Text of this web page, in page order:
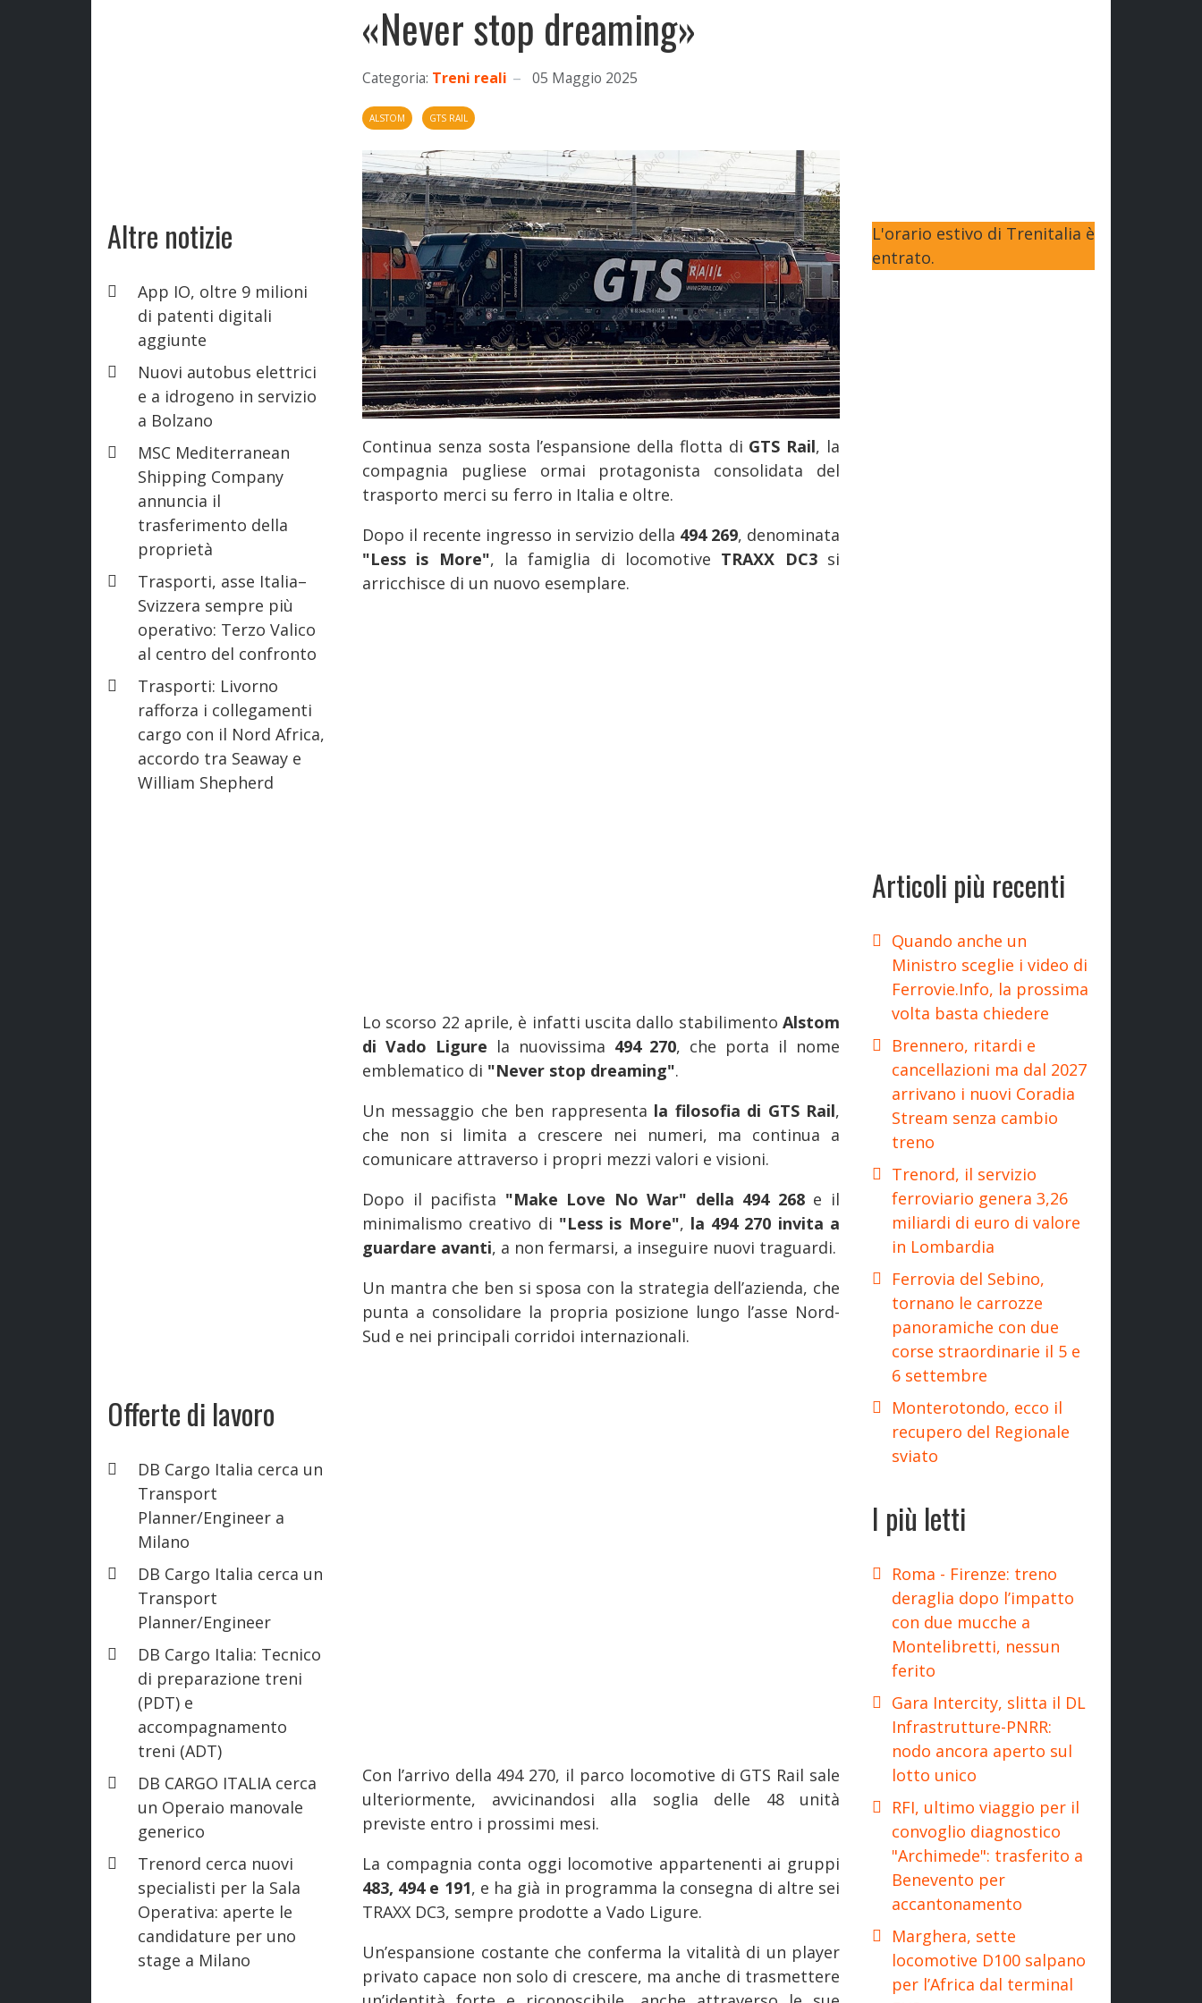
Altre notizie
App IO, oltre 9 milioni
di patenti digitali
aggiunte
Nuovi autobus elettrici
e a idrogeno in servizio
a Bolzano
MSC Mediterranean
Shipping Company
annuncia il
trasferimento della
proprietà
Trasporti, asse Italia–
Svizzera sempre più
operativo: Terzo Valico
al centro del confronto
Trasporti: Livorno
rafforza i collegamenti
cargo con il Nord Africa,
accordo tra Seaway e
William Shepherd
Offerte di lavoro
DB Cargo Italia cerca un
Transport
Planner/Engineer a
Milano
DB Cargo Italia cerca un
Transport
Planner/Engineer
DB Cargo Italia: Tecnico
di preparazione treni
(PDT) e
accompagnamento
treni (ADT)
DB CARGO ITALIA cerca
un Operaio manovale
generico
Trenord cerca nuovi
specialisti per la Sala
Operativa: aperte le
candidature per uno
stage a Milano
«Never stop dreaming»
Categoria: Treni reali 05 Maggio 2025
ALSTOM GTS RAIL
Continua senza sosta l’espansione della flotta di GTS Rail, la
compagnia pugliese ormai protagonista consolidata del
trasporto merci su ferro in Italia e oltre.
Dopo il recente ingresso in servizio della 494 269, denominata
"Less is More", la famiglia di locomotive TRAXX DC3 si
arricchisce di un nuovo esemplare.
Lo scorso 22 aprile, è infatti uscita dallo stabilimento Alstom
di Vado Ligure la nuovissima 494 270, che porta il nome
emblematico di "Never stop dreaming".
Un messaggio che ben rappresenta la filosofia di GTS Rail,
che non si limita a crescere nei numeri, ma continua a
comunicare attraverso i propri mezzi valori e visioni.
Dopo il pacifista "Make Love No War" della 494 268 e il
minimalismo creativo di "Less is More", la 494 270 invita a
guardare avanti, a non fermarsi, a inseguire nuovi traguardi.
Un mantra che ben si sposa con la strategia dell’azienda, che
punta a consolidare la propria posizione lungo l’asse Nord-
Sud e nei principali corridoi internazionali.
Con l’arrivo della 494 270, il parco locomotive di GTS Rail sale
ulteriormente, avvicinandosi alla soglia delle 48 unità
previste entro i prossimi mesi.
La compagnia conta oggi locomotive appartenenti ai gruppi
483, 494 e 191, e ha già in programma la consegna di altre sei
TRAXX DC3, sempre prodotte a Vado Ligure.
Un’espansione costante che conferma la vitalità di un player
privato capace non solo di crescere, ma anche di trasmettere
L'orario estivo di Trenitalia è
entrato.
Articoli più recenti
Quando anche un
Ministro sceglie i video di
Ferrovie.Info, la prossima
volta basta chiedere
Brennero, ritardi e
cancellazioni ma dal 2027
arrivano i nuovi Coradia
Stream senza cambio
treno
Trenord, il servizio
ferroviario genera 3,26
miliardi di euro di valore
in Lombardia
Ferrovia del Sebino,
tornano le carrozze
panoramiche con due
corse straordinarie il 5 e
6 settembre
Monterotondo, ecco il
recupero del Regionale
sviato
I più letti
Roma - Firenze: treno
deraglia dopo l’impatto
con due mucche a
Montelibretti, nessun
ferito
Gara Intercity, slitta il DL
Infrastrutture-PNRR:
nodo ancora aperto sul
lotto unico
RFI, ultimo viaggio per il
convoglio diagnostico
"Archimede": trasferito a
Benevento per
accantonamento
Marghera, sette
locomotive D100 salpano
per l’Africa dal terminal